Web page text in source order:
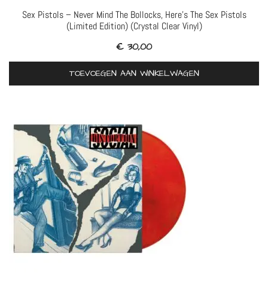
Sex Pistols – Never Mind The Bollocks, Here’s The Sex Pistols
(Limited Edition) (Crystal Clear Vinyl)
€ 30,00
TOEVOEGEN AAN WINKELWAGEN